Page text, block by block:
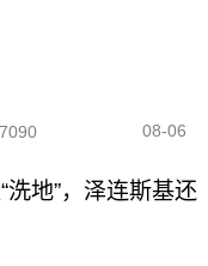
7090 08-06
洗地”，泽连斯基还